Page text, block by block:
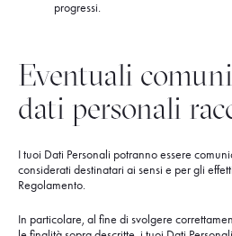
progressi.
Eventuali
dati personali
I tuoi Dati Personali potranno essere
considerati destinatari ai sensi e per gli
Regolamento.
In particolare, al fine di svolgere